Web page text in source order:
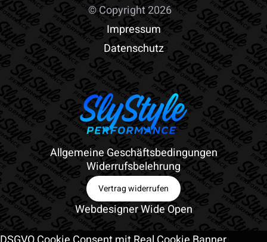
© Copyright 2026
Impressum
Datenschutz
Allgemeine Geschäftsbedingungen
Widerrufsbelehrung
Vertrag widerrufen
Webdesigner Wide Open